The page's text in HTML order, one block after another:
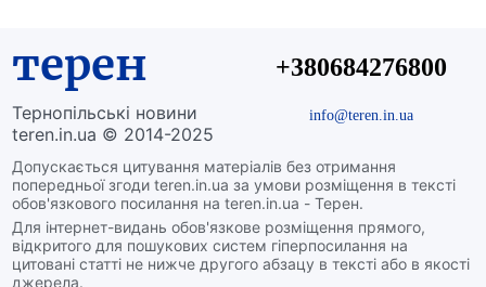
терен
Тернопільські новини
teren.in.ua © 2014-2025
Допускається цитування матеріалів без отримання
попередньої згоди teren.in.ua за умови розміщення в тексті
обов'язкового посилання на teren.in.ua - Терен.
Для інтернет-видань обов'язкове розміщення прямого,
відкритого для пошукових систем гіперпосилання на
цитовані статті не нижче другого абзацу в тексті або в якості
джерела.
+380684276800
info@teren.in.ua